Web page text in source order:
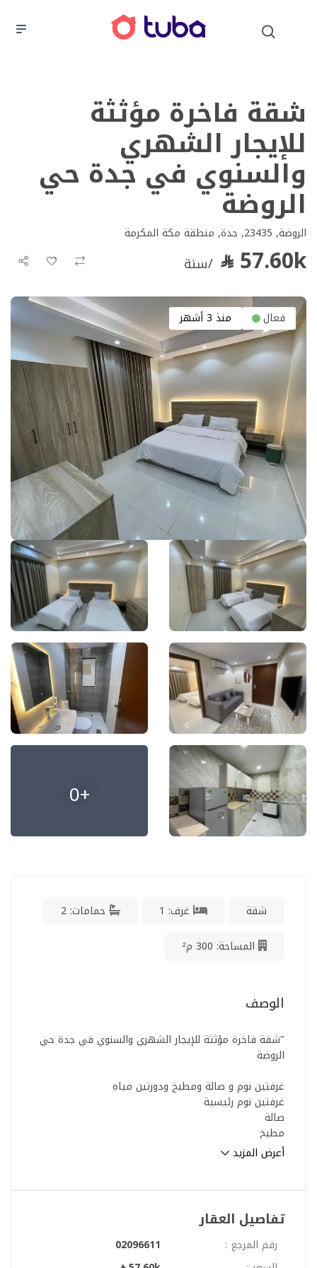
شقة فاخرة مؤثثة
للإيجار الشهري
والسنوي في جدة حي
الروضة
الروضة, 23435, جدة, منطقة مكة المكرمة
57.60k /سنة
فعال منذ 3 أشهر
+0
شقة غرف: 1
حمامات: 2
المساحة: 300 م²
الوصف
"شقة فاخرة مؤثثة للإيجار الشهري والسنوي في جدة حي
الروضة
غرفتين نوم و صالة ومطبخ ودورتين مياه
غرفتين نوم رئيسية
صالة
مطبخ
دورتين مياه
شامل الكهرباء و الماء
خدمات الصيانة متوفرة طوال فترة العقد
الانترنت متوفر
خدمة الحارس
أعرض المزيد
تفاصيل العقار
رقم المرجع :
02096611